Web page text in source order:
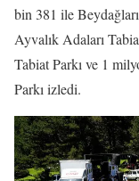
bin 381 ile
Ayvalık Adaları
Tabiat Parkı ve 1
Parkı izledi.